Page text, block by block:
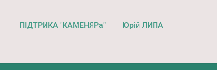
ПІДТРИКА "КАМЕНЯРа" Юрій ЛИПА